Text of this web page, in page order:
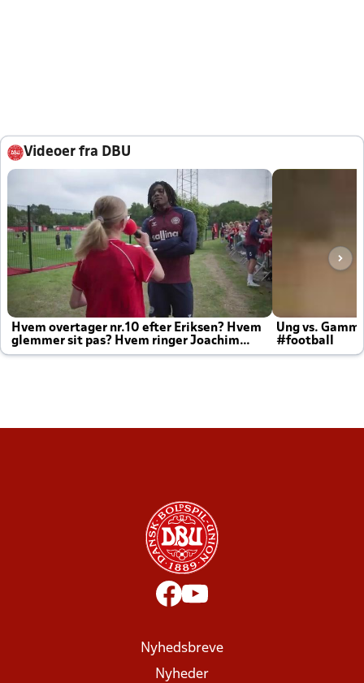
Videoer fra DBU
Hvem overtager nr.10 efter Eriksen? Hvem
glemmer sit pas? Hvem ringer Joachim
altid til efter kampe?
Ung vs.
#football
Nyhedsbreve
Nyheder